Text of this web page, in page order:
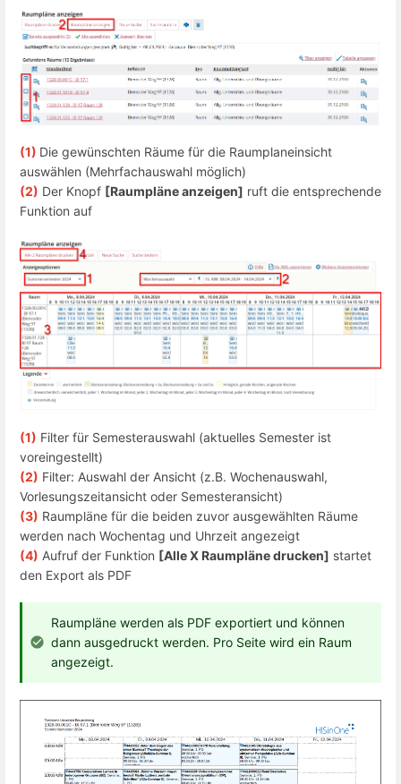
(1) Die gewünschten Räume für die Raumplaneinsicht
auswählen (Mehrfachauswahl möglich)
(2) Der Knopf [Raumpläne anzeigen] ruft die entsprechende
Funktion auf
(1) Filter für Semesterauswahl (aktuelles Semester ist
voreingestellt)
(2) Filter: Auswahl der Ansicht (z.B. Wochenauswahl,
Vorlesungszeitansicht oder Semesteransicht)
(3) Raumpläne für die beiden zuvor ausgewählten Räume
werden nach Wochentag und Uhrzeit angezeigt
(4) Aufruf der Funktion [Alle X Raumpläne drucken] startet
den Export als PDF
Raumpläne werden als PDF exportiert und können
dann ausgedruckt werden. Pro Seite wird ein Raum
angezeigt.